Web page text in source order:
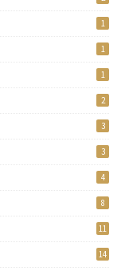
1
1
1
2
3
3
4
8
11
14